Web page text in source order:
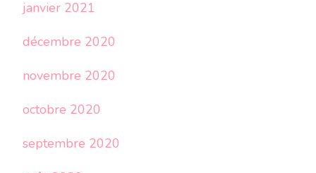
janvier 2021
décembre 2020
novembre 2020
octobre 2020
septembre 2020